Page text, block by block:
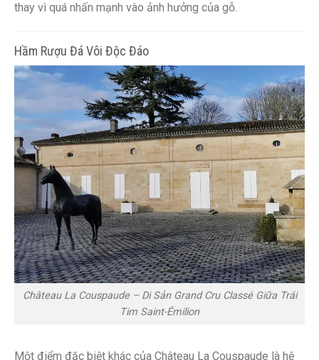
thay vì quá nhấn mạnh vào ảnh hưởng của gỗ.
Hầm Rượu Đá Vôi Độc Đáo
Château La Couspaude – Di Sản Grand Cru Classé Giữa Trái
Tim Saint-Émilion
Một điểm đặc biệt khác của Château La Couspaude là hệ